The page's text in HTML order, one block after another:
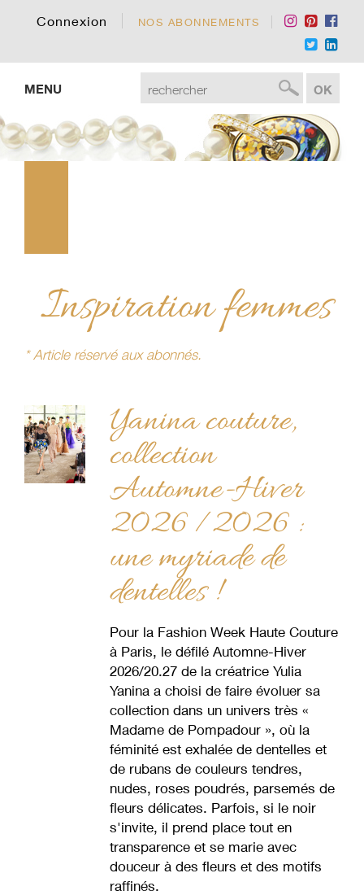
Connexion NOS ABONNEMENTS
MENU
Inspiration femmes
* Article réservé aux abonnés.
Yanina couture,
collection
Automne-Hiver
2026 /2026 :
une myriade de
dentelles !
Pour la Fashion Week Haute Couture
à Paris, le défilé Automne-Hiver
2026/20.27 de la créatrice Yulia
Yanina a choisi de faire évoluer sa
collection dans un univers très «
Madame de Pompadour », où la
féminité est exhalée de dentelles et
de rubans de couleurs tendres,
nudes, roses poudrés, parsemés de
fleurs délicates. Parfois, si le noir
s'invite, il prend place tout en
transparence et se marie avec
douceur à des fleurs et des motifs
raffinés.